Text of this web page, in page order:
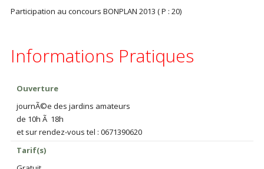
Participation au concours BONPLAN 2013 ( P : 20)
Informations Pratiques
Ouverture
journÃ©e des jardins amateurs
de 10h Ã 18h
et sur rendez-vous tel : 0671390620
Tarif(s)